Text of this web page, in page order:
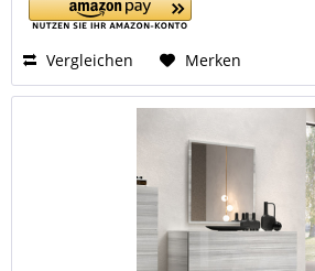
Vergleichen Merken